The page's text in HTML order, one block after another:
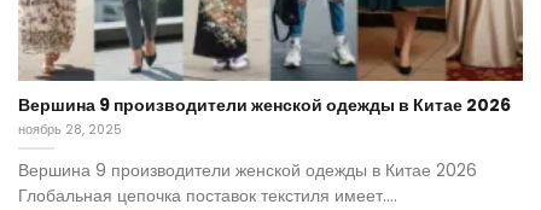
Вершина 9 производители женской одежды в Китае 2026
ноябрь 28, 2025
Вершина 9 производители женской одежды в Китае 2026
Глобальная цепочка поставок текстиля имеет....